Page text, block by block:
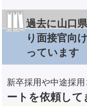
過去に山口
り面接官向
っています
新卒採用や中途採
ートを依頼して